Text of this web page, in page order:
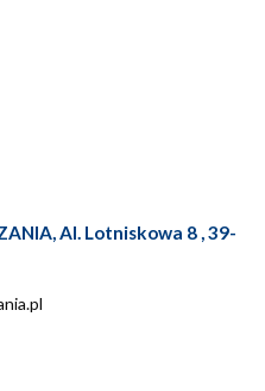
,Al. Lotniskowa 8,39-